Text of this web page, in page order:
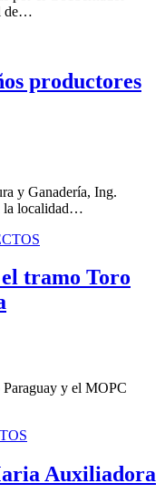
de…
productores
y Ganadería, Ing.
la localidad…
tramo Toro
y el MOPC
Auxiliadora